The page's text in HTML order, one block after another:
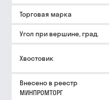
Торговая марка
Угол при вершине, град.
Хвостовик
Внесено в реестр
МИНПРОМТОРГ